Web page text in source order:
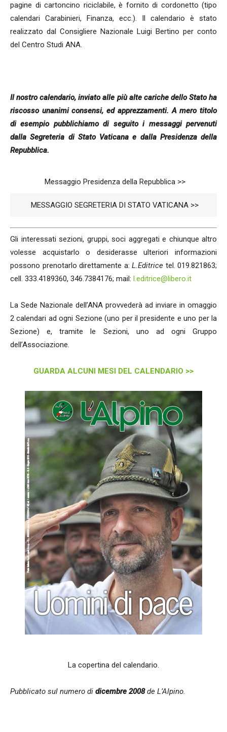
pagine di cartoncino riciclabile, è fornito di cordonetto (tipo
calendari Carabinieri, Finanza, ecc.). Il calendario è stato
realizzato dal Consigliere Nazionale Luigi Bertino per conto
del Centro Studi ANA.
Il nostro calendario, inviato alle più alte cariche dello Stato ha
riscosso unanimi consensi, ed apprezzamenti. A mero titolo
di esempio pubblichiamo di seguito i messaggi pervenuti
dalla Segreteria di Stato Vaticana e dalla Presidenza della
Repubblica.
Messaggio Presidenza della Repubblica >>
MESSAGGIO SEGRETERIA DI STATO VATICANA >>
Gli interessati sezioni, gruppi, soci aggregati e chiunque altro
volesse acquistarlo o desiderasse ulteriori informazioni
possono prenotarlo direttamente a: L.Editrice tel. 019.821863;
cell. 333.4189360, 346.7384176; mail: l.editrice@libero.it
La Sede Nazionale dell’ANA provvederà ad inviare in omaggio
2 calendari ad ogni Sezione (uno per il presidente e uno per la
Sezione) e, tramite le Sezioni, uno ad ogni Gruppo
dell’Associazione.
GUARDA ALCUNI MESI DEL CALENDARIO >>
La copertina del calendario.
Pubblicato sul numero di dicembre 2008de L’Alpino.